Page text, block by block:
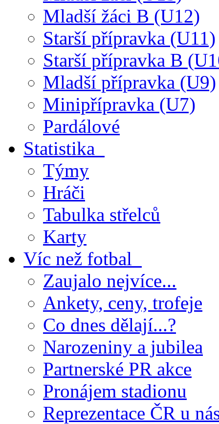
Mladší žáci B (U12)
Starší přípravka (U11)
Starší přípravka B
Mladší přípravka (U9)
Minipřípravka (U7)
Pardálové
Statistika
Týmy
Hráči
Tabulka střelců
Karty
Víc než fotbal
Zaujalo nejvíce...
Ankety, ceny, trofeje
Co dnes dělají...?
Narozeniny a jubilea
Partnerské PR akce
Pronájem stadionu
Reprezentace ČR u